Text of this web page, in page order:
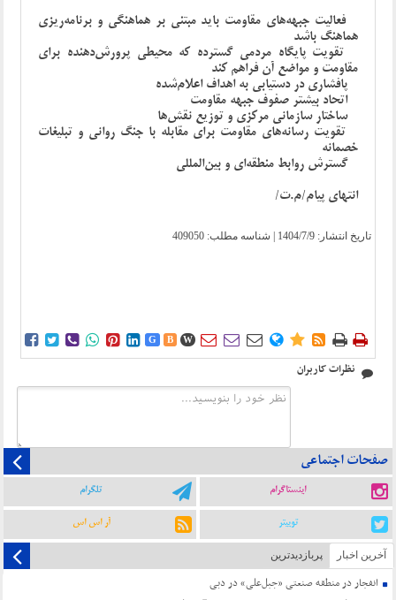
- فعالیت جبهه‌های مقاومت باید مبتنی بر هماهنگی و برنامه‌ریزی
هماهنگ باشد
- تقویت پایگاه مردمی گسترده که محیطی پرورش‌دهنده برای
مقاومت و مواضع آن فراهم کند
- پافشاری در دستیابی به اهداف اعلام‌شده
- اتحاد بیشتر صفوف جبهه مقاومت
- ساختار سازمانی مرکزی و توزیع نقش‌ها
- تقویت رسانه‌های مقاومت برای مقابله با جنگ روانی و تبلیغات
خصمانه
- گسترش روابط منطقه‌ای و بین‌المللی
انتهای پیام/م.ت/
تاریخ انتشار: 1404/7/9 | شناسه مطلب: 409050
      G B W        
نظرات کاربران
صفحات اجتماعی
اینستاگرام تلگرام
توییتر آر اس اس
آخرین اخبار پربازدیدترین
انفجار در منطقه صنعتی «جبل‌علی» در دبی